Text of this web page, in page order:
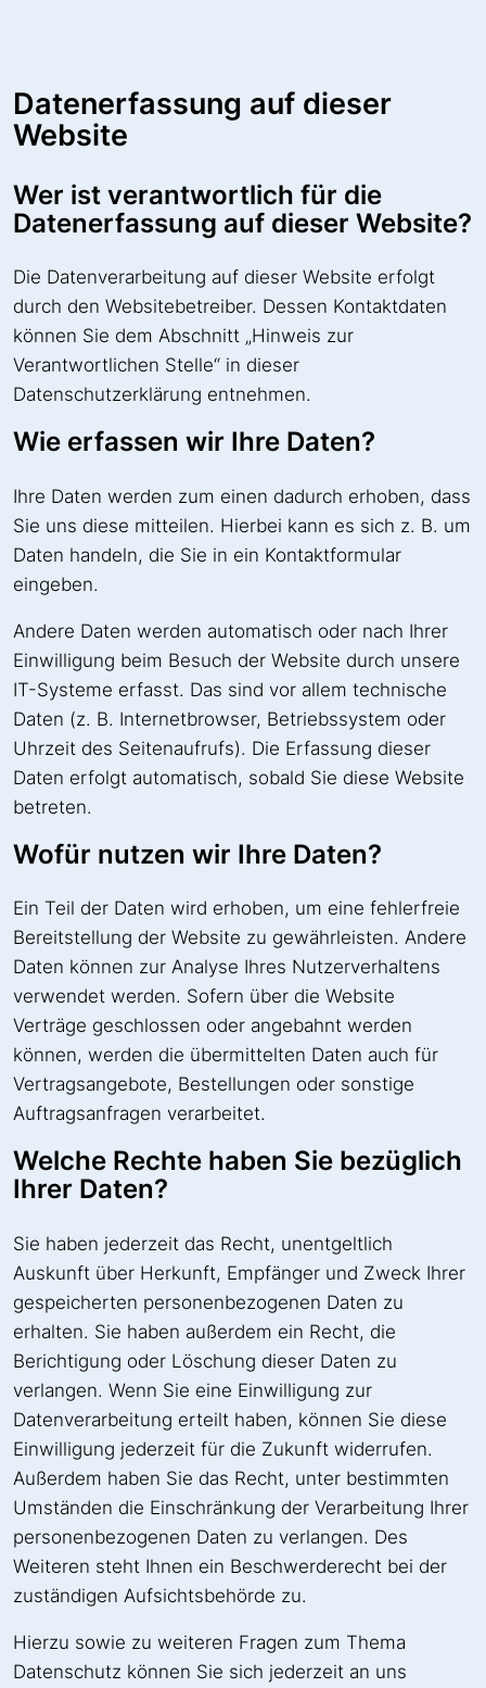
Datenerfassung auf dieser
Website
Wer ist verantwortlich für die
Datenerfassung auf dieser Website?
Die Datenverarbeitung auf dieser Website erfolgt
durch den Websitebetreiber. Dessen Kontaktdaten
können Sie dem Abschnitt „Hinweis zur
Verantwortlichen Stelle“ in dieser
Datenschutzerklärung entnehmen.
Wie erfassen wir Ihre Daten?
Ihre Daten werden zum einen dadurch erhoben, dass
Sie uns diese mitteilen. Hierbei kann es sich z. B. um
Daten handeln, die Sie in ein Kontaktformular
eingeben.
Andere Daten werden automatisch oder nach Ihrer
Einwilligung beim Besuch der Website durch unsere
IT-Systeme erfasst. Das sind vor allem technische
Daten (z. B. Internetbrowser, Betriebssystem oder
Uhrzeit des Seitenaufrufs). Die Erfassung dieser
Daten erfolgt automatisch, sobald Sie diese Website
betreten.
Wofür nutzen wir Ihre Daten?
Ein Teil der Daten wird erhoben, um eine fehlerfreie
Bereitstellung der Website zu gewährleisten. Andere
Daten können zur Analyse Ihres Nutzerverhaltens
verwendet werden. Sofern über die Website
Verträge geschlossen oder angebahnt werden
können, werden die übermittelten Daten auch für
Vertragsangebote, Bestellungen oder sonstige
Auftragsanfragen verarbeitet.
Welche Rechte haben Sie bezüglich
Ihrer Daten?
Sie haben jederzeit das Recht, unentgeltlich
Auskunft über Herkunft, Empfänger und Zweck Ihrer
gespeicherten personenbezogenen Daten zu
erhalten. Sie haben außerdem ein Recht, die
Berichtigung oder Löschung dieser Daten zu
verlangen. Wenn Sie eine Einwilligung zur
Datenverarbeitung erteilt haben, können Sie diese
Einwilligung jederzeit für die Zukunft widerrufen.
Außerdem haben Sie das Recht, unter bestimmten
Umständen die Einschränkung der Verarbeitung Ihrer
personenbezogenen Daten zu verlangen. Des
Weiteren steht Ihnen ein Beschwerderecht bei der
zuständigen Aufsichtsbehörde zu.
Hierzu sowie zu weiteren Fragen zum Thema
Datenschutz können Sie sich jederzeit an uns